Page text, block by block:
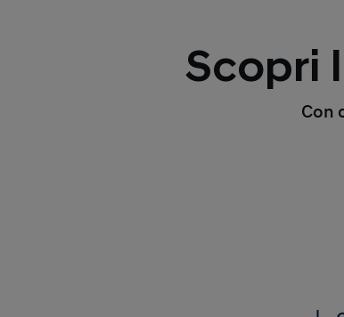
Scopri
Con